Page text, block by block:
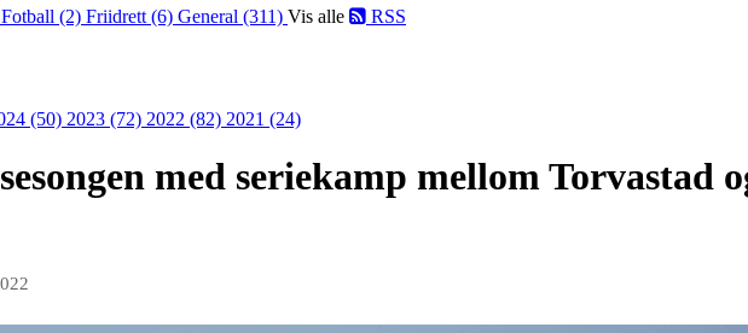
Fotball (2) Friidrett (6) General (311) Vis alle RSS
(50) 2023 (72) 2022 (82) 2021 (24)
med seriekamp mellom Torvastad